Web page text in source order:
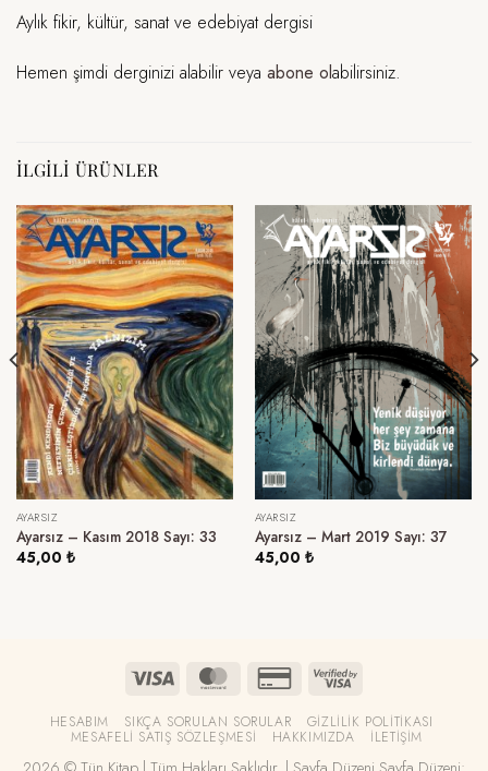
Aylık fikir, kültür, sanat ve edebiyat dergisi
Hemen şimdi derginizi alabilir veya abone olabilirsiniz.
İLGILI ÜRÜNLER
AYARSIZ
Ayarsız – Kasım 2018 Sayı: 33
45,00 ₺
AYARSIZ
Ayarsız – Mart 2019 Sayı: 37
45,00 ₺
HESABIM SIKÇA SORULAN SORULAR GIZLILIK POLITIKASI
MESAFELI SATIŞ SÖZLEŞMESI HAKKIMIZDA İLETIŞIM